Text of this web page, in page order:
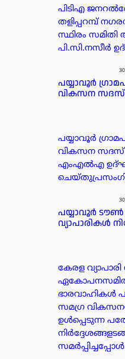
പിടിഎ
തളിപ്പറമ്പ്
സ്ഥിരം
പി.സി.നസീർ
പയ്യാവൂർ
വികസന സദസ്
പയ്യാവൂർ
വികസന
എംഎൽഎ
പയ്യാവൂർ
വ്യാപാരികൾ
കേരള
ഭാരവാഹികൾ
സമഗ്ര
ഉൾപ്പെടുന്ന